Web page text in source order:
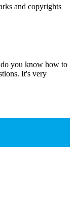
and copyrights
you know how to
It's very